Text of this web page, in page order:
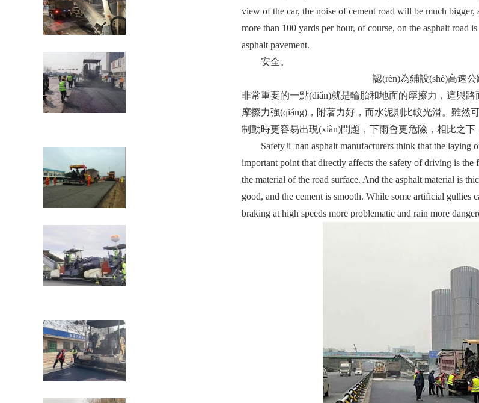
view of the car, the noise of cement road will be much
more than 100 yards per hour, of course, on the asphalt
asphalt pavement.
安全。
認(rèn)為鋪設(shè)高速公
非常重要的一點(diǎn)就是輪胎和地面的摩擦力，這與路
摩擦力強(qiáng)，附著力好，而水泥則比較光滑。
制動時更容易出現(xiàn)問題，下雨會更危險，相比之下，柏
SafetyJi 'nan asphalt manufacturers think that the laying
important point that directly affects the safety of driving is
the material of the road surface. And the asphalt material is
good, and the cement is smooth. While some artificial gullies
braking at high speeds more problematic and rain more